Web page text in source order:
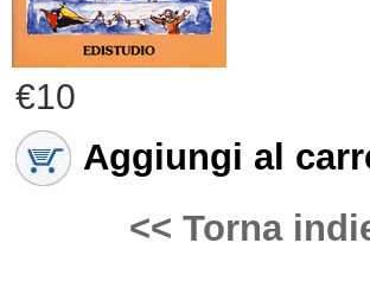
€10
Aggiungi al
<< Torna